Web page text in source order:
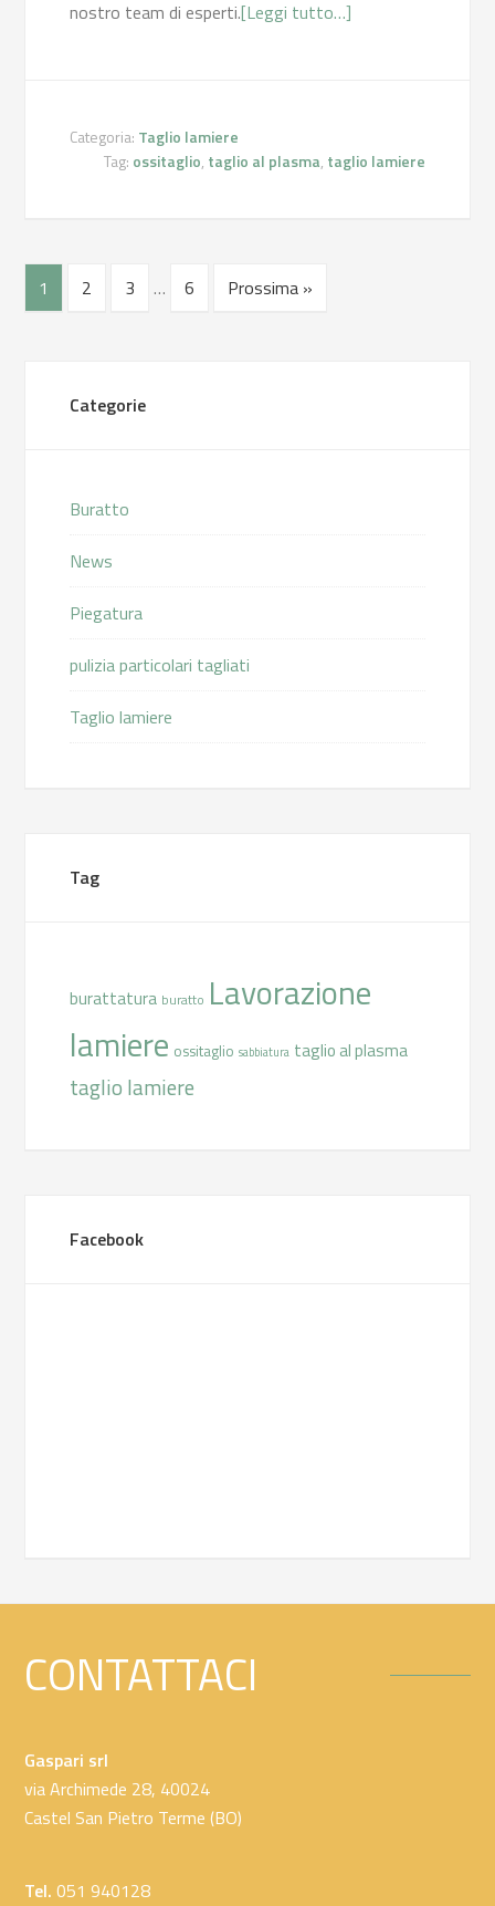
nostro team di esperti.[Leggi tutto…]
Categoria: Taglio lamiere
Tag: ossitaglio, taglio al plasma, taglio lamiere
1 2 3 … 6 Prossima »
Categorie
Buratto
News
Piegatura
pulizia particolari tagliati
Taglio lamiere
Tag
burattatura buratto Lavorazione
lamiere ossitaglio sabbiatura taglio al plasma
taglio lamiere
Facebook
CONTATTACI
Gaspari srl
via Archimede 28, 40024
Castel San Pietro Terme (BO)
Tel. 051 940128